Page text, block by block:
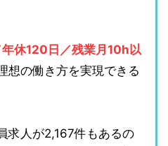
休120日／残業月10h以
想の働き方を実現できる
求人が2,167件もあるの